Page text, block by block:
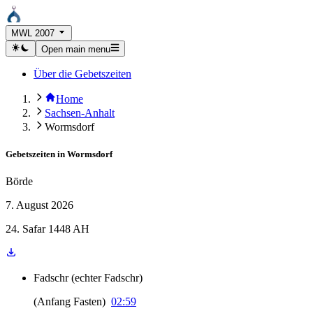
MWL 2007
Open main menu
Über die Gebetszeiten
Home
Sachsen-Anhalt
Wormsdorf
Gebetszeiten in Wormsdorf
Börde
7. August 2026
24. Safar 1448 AH
Fadschr (echter Fadschr)
(Anfang Fasten) 02:59